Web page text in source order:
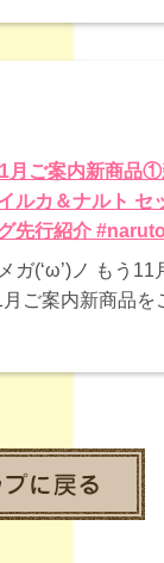
月ご案内新商品①
ルカ＆ナルト セ
先行紹介
ガ(‘ω’)ノ もう11
案内新商品を